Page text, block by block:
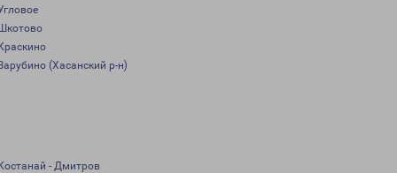
(Хасанский р-н)
- Дмитров